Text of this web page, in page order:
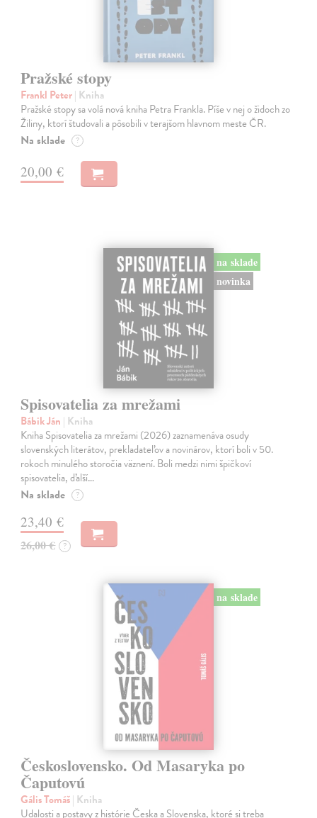
Pražské stopy
Frankl Peter| Kniha
Pražské stopy sa volá nová kniha Petra Frankla. Píše v nej o židoch zo
Žiliny, ktorí študovali a pôsobili v terajšom hlavnom meste ČR.
Na sklade ?
20,00 €
na sklade
novinka
Spisovatelia za mrežami
Bábik Ján | Kniha
Kniha Spisovatelia za mrežami (2026) zaznamenáva osudy
slovenských literátov, prekladateľov a novinárov, ktorí boli v 50.
rokoch minulého storočia väznení. Boli medzi nimi špičkoví
spisovatelia, ďalší…
Na sklade ?
23,40 €
26,00 € ?
na sklade
Československo. Od Masaryka po
Čaputovú
Gális Tomáš| Kniha
Udalosti a postavy z histórie Česka a Slovenska, ktoré si treba